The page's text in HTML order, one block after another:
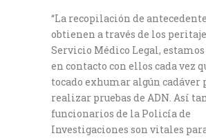
“La recopilación de
obtienen a través de los
Servicio Médico Legal,
en contacto con ellos cada vez
tocado exhumar algún cadáver
realizar pruebas de ADN. Así
funcionarios de la Policía de
Investigaciones son vitales